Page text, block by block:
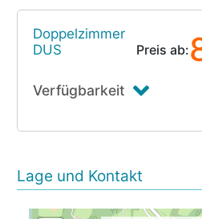
Doppelzimmer
DUS
Preis ab:
Verfügbarkeit
Lage und Kontakt